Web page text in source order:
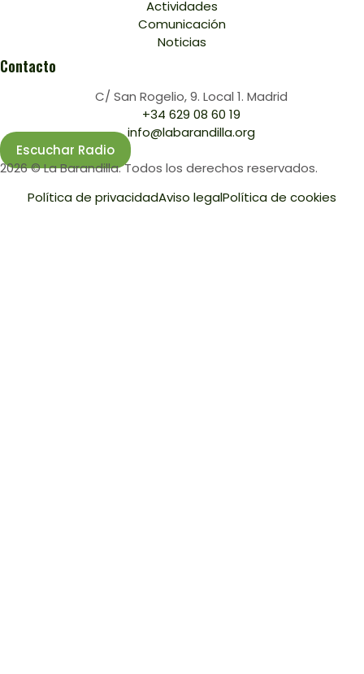
Actividades
Comunicación
Noticias
Contacto
C/ San Rogelio, 9. Local 1. Madrid
+34 629 08 60 19
info@labarandilla.org
Escuchar Radio
2026 © La Barandilla. Todos los derechos reservados.
Política de privacidadAviso legalPolítica de cookies